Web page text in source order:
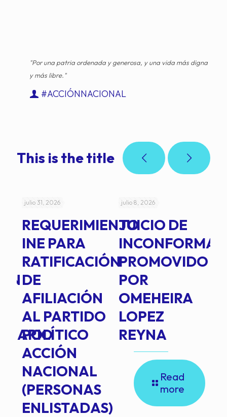
"Por una patria ordenada y generosa, y una vida más digna
y más libre."
#ACCIÓNNACIONAL
This is the title
julio 31, 2026
REQUERIMIENTO
INE PARA
RATIFICACIÓN
DE
AFILIACIÓN
AL PARTIDO
POLÍTICO
ACCIÓN
NACIONAL
(PERSONAS
ENLISTADAS)
julio 8, 2026
JUICIO DE
INCONFORMAD
PROMOVIDO
POR
OMEHEIRA
LOPEZ
REYNA
Read
more